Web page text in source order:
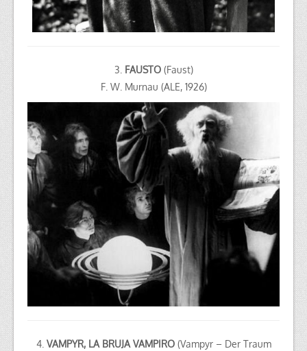
3. FAUSTO (Faust)
F. W. Murnau (ALE, 1926)
4. VAMPYR, LA BRUJA VAMPIRO (Vampyr – Der Traum